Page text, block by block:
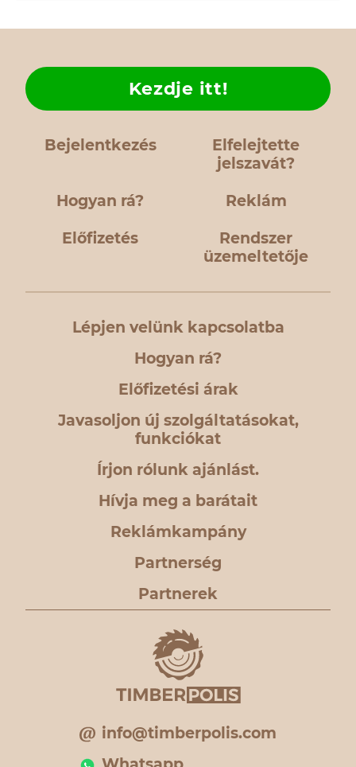
Bejelentkezés
Elfelejtette
jelszavát?
Hogyan rá?
Kezdje itt!
Reklám
Előfizetés
Rendszer
üzemeltetője
Lépjen velünk kapcsolatba
Hogyan rá?
Előfizetési árak
Javasoljon új szolgáltatásokat,
funkciókat
Írjon rólunk ajánlást.
Hívja meg a barátait
Reklámkampány
Partnerség
Partnerek
info@timberpolis.com